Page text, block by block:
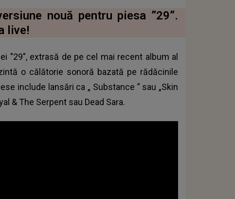
nouă pentru piesa ”29”.
live!
"29", extrasă de pe cel mai recent album al
o călătorie sonoră bazată pe rădăcinile
include lansări ca „ Substance ” sau „Skin
& The Serpent sau Dead Sara.